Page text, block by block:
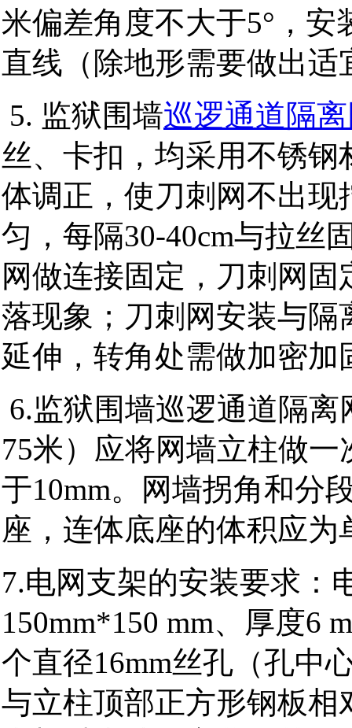
米偏差角度不大于5°，
直线（除地形需要做出
5. 监狱围墙巡逻通道隔
丝、卡扣，均采用不锈
体调正，使刀刺网不出
匀，每隔30-40cm与拉丝
网做连接固定，刀刺网
落现象；刀刺网安装与
延伸，转角处需做加密
6.监狱围墙巡逻通道隔
75米）应将网墙立柱做
于10mm。网墙拐角和分
座，连体底座的体积应
7.电网支架的安装要求：
150mm*150 mm、厚度6
个直径16mm丝孔（孔中
与立柱顶部正方形钢板